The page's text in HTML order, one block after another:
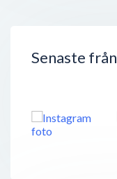
Senaste från